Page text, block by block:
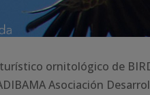
ornitológico de
Asociación